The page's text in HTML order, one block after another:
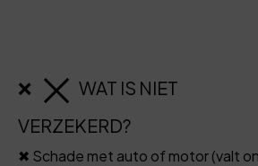
❌
WAT IS NIET
VERZEKERD?
✖ Schade met auto of motor (valt